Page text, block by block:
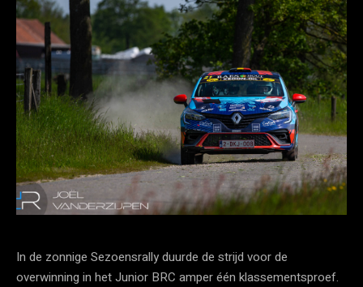
In de zonnige Sezoensrally duurde de strijd voor de
overwinning in het Junior BRC amper één klassementsproef.